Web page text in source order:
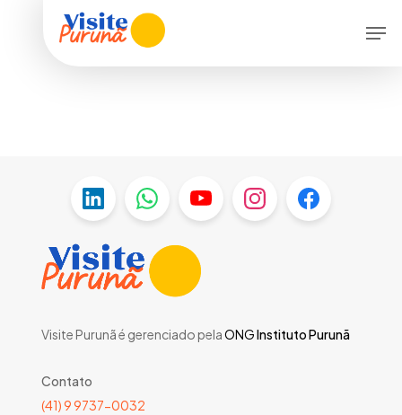
Visite Purunã é gerenciado pelaONGInstituto Purunã
Contato
(41) 9 9737-0032